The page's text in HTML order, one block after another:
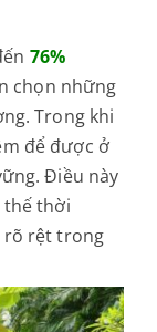
76%
chọn những
Trong khi
để được ở
Điều này
thế thời
rõ rệt trong